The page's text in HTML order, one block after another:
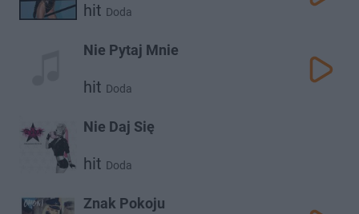
hit Doda
Nie Pytaj Mnie
hit Doda
Nie Daj Się
hit Doda
Znak Pokoju